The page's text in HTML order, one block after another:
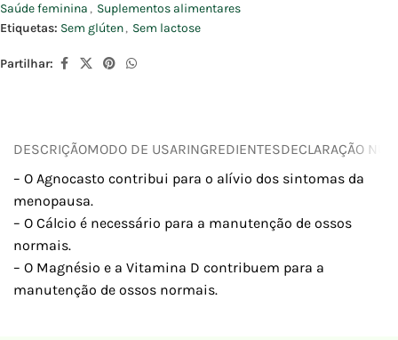
Saúde feminina , Suplementos alimentares
Etiquetas: Sem glúten, Sem lactose
Partilhar:
DESCRIÇÃOMODO DE USARINGREDIENTESDECLARAÇÃO
– O Agnocasto contribui para o alívio dos sintomas da
menopausa.
– O Cálcio é necessário para a manutenção de ossos
normais.
– O Magnésio e a Vitamina D contribuem para a
manutenção de ossos normais.